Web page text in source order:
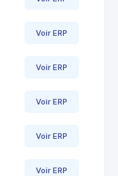
Voir ERP
Voir ERP
Voir ERP
Voir ERP
Voir ERP